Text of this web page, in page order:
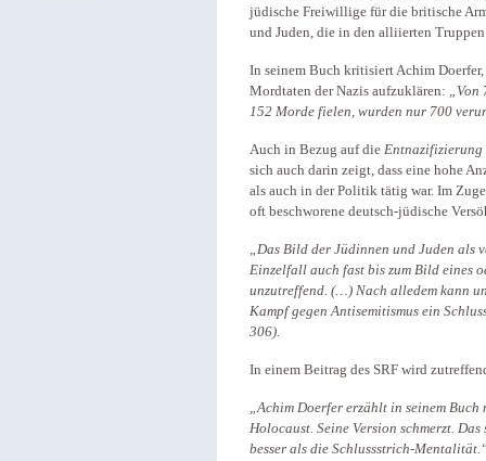
jüdische Freiwillige für die britische
und Juden, die in den alliierten
In seinem Buch kritisiert Achim
Mordtaten der Nazis aufzuklären: „Von
152 Morde fielen, wurden nur 700
Auch in Bezug auf die Entnazifizierung
sich auch darin zeigt, dass eine hohe
als auch in der Politik tätig war. Im
oft beschworene deutsch-jüdische
„Das Bild der Jüdinnen und Juden als
Einzelfall auch fast bis zum Bild eines
unzutreffend. (…) Nach alledem kann
Kampf gegen Antisemitismus ein
306).
In einem Beitrag des SRF wird
„Achim Doerfer erzählt in seinem
Holocaust. Seine Version schmerzt.
besser als die Schlussstrich-